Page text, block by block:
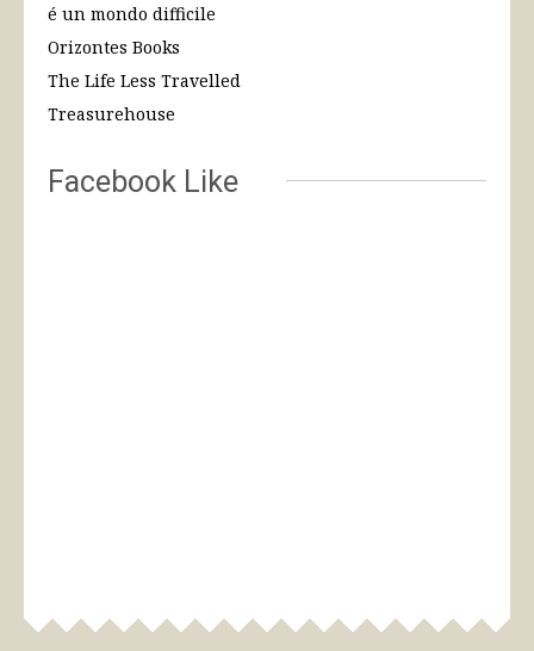
é un mondo difficile
Orizontes Books
The Life Less Travelled
Treasurehouse
Facebook Like